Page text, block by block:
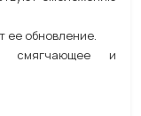
ее обновление.
смягчающее и